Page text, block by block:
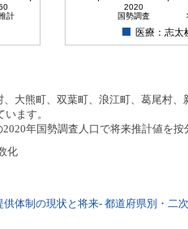
計
2020
国勢調査
医療：志太
熊町、双葉町、浪江町、葛尾村
ます。
年国勢調査人口で将来推計値を按
化
体制の現状と将来- 都道府県別・二